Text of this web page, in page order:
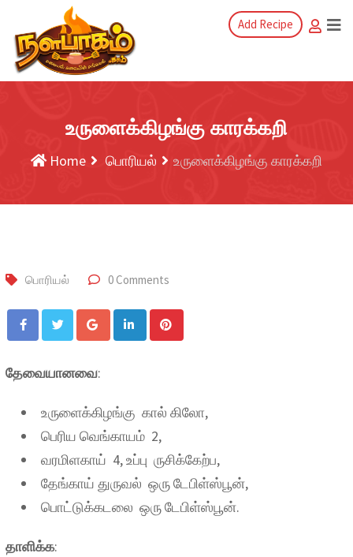
Add Recipe
உருளைக்கிழங்கு காரக்கறி
Home பொரியல் உருளைக்கிழங்கு காரக்கறி
பொரியல் 0 Comments
தேவையானவை:
உருளைக்கிழங்கு கால் கிலோ,
பெரிய வெங்காயம் 2,
வரமிளகாய் 4, உப்பு ருசிக்கேற்ப,
தேங்காய் துருவல் ஒரு டேபிள்ஸ்பூன்,
பொட்டுக்கடலை ஒரு டேபிள்ஸ்பூன்.
தாளிக்க: